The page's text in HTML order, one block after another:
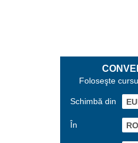
Foloseşte
Schimbă din
În